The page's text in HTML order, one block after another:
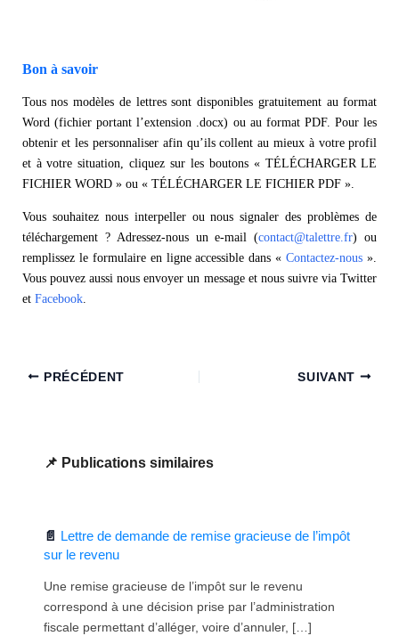
Bon à savoir
Tous nos modèles de lettres sont disponibles gratuitement au format
Word (fichier portant l’extension .docx) ou au format PDF. Pour les
obtenir et les personnaliser afin qu’ils collent au mieux à votre profil
et à votre situation, cliquez sur les boutons « TÉLÉCHARGER LE
FICHIER WORD » ou « TÉLÉCHARGER LE FICHIER PDF ».
Vous souhaitez nous interpeller ou nous signaler des problèmes de
téléchargement ? Adressez-nous un e-mail (contact@talettre.fr) ou
remplissez le formulaire en ligne accessible dans «Contactez-nous ».
Vous pouvez aussi nous envoyer un message et nous suivre via Twitter
et Facebook.
PRÉCÉDENT SUIVANT
Publications similaires
Lettre de demande de remise gracieuse de l’impôt
sur le revenu
Une remise gracieuse de l’impôt sur le revenu
correspond à une décision prise par l’administration
fiscale permettant d’alléger, voire d’annuler, […]